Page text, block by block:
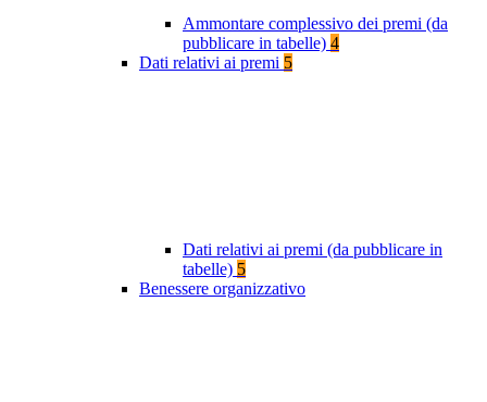
Ammontare complessivo dei premi (da
pubblicare in tabelle) 4
Dati relativi ai premi 5
Dati relativi ai premi (da pubblicare in
tabelle) 5
Benessere organizzativo